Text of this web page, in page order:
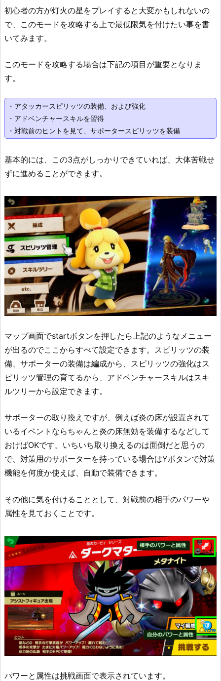
初心者の方が灯火の星をプレイすると大変かもしれないの
で、このモードを攻略する上で最低限気を付けたい事を書
いてみます。
このモードを攻略する場合は下記の項目が重要となりま
す。
・アタッカースピリッツの装備、および強化
・アドベンチャースキルを習得
・対戦前のヒントを見て、サポータースピリッツを装備
基本的には、この3点がしっかりできていれば、大体苦戦せ
ずに進めることができます。
マップ画面でstartボタンを押したら上記のようなメニュー
が出るのでここからすべて設定できます。スピリッツの装
備、サポーターの装備は編成から、スピリッツの強化はス
ピリッツ管理の育てるから、アドベンチャースキルはスキ
ルツリーから設定できます。
サポーターの取り換えですが、例えば炎の床が設置されて
いるイベントならちゃんと炎の床無効を装備するなどして
おけばOKです。いちいち取り換えるのは面倒だと思うの
で、対策用のサポーターを持っている場合はYボタンで対策
機能を何度か使えば、自動で装備できます。
その他に気を付けることとして、対戦前の相手のパワーや
属性を見ておくことです。
パワーと属性は挑戦画面で表示されています。